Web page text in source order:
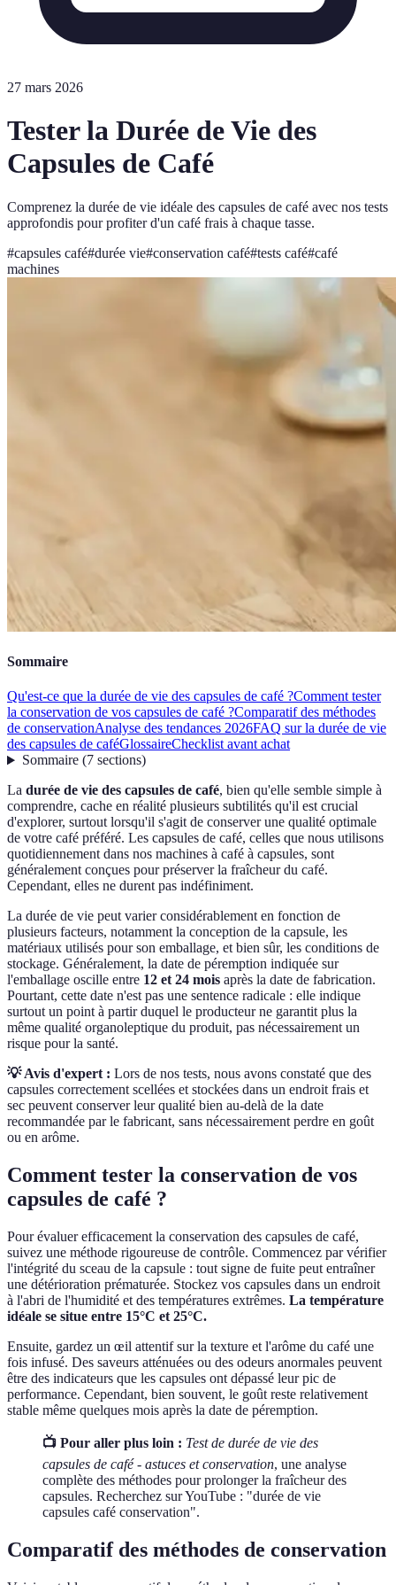
27 mars 2026
Tester la Durée de Vie des
Capsules de Café
Comprenez la durée de vie idéale des capsules de café avec nos tests
approfondis pour profiter d'un café frais à chaque tasse.
#capsules café#durée vie#conservation café#tests café#café
machines
Sommaire
Qu'est-ce que la durée de vie des capsules de café ?Comment tester
la conservation de vos capsules de café ?Comparatif des méthodes
de conservationAnalyse des tendances 2026FAQ sur la durée de vie
des capsules de caféGlossaireChecklist avant achat
Sommaire(7 sections)
La durée de vie des capsules de café, bien qu'elle semble simple à
comprendre, cache en réalité plusieurs subtilités qu'il est crucial
d'explorer, surtout lorsqu'il s'agit de conserver une qualité optimale
de votre café préféré. Les capsules de café, celles que nous utilisons
quotidiennement dans nos machines à café à capsules, sont
généralement conçues pour préserver la fraîcheur du café.
Cependant, elles ne durent pas indéfiniment.
La durée de vie peut varier considérablement en fonction de
plusieurs facteurs, notamment la conception de la capsule, les
matériaux utilisés pour son emballage, et bien sûr, les conditions de
stockage. Généralement, la date de péremption indiquée sur
l'emballage oscille entre 12 et 24 mois après la date de fabrication.
Pourtant, cette date n'est pas une sentence radicale : elle indique
surtout un point à partir duquel le producteur ne garantit plus la
même qualité organoleptique du produit, pas nécessairement un
risque pour la santé.
💡 Avis d'expert : Lors de nos tests, nous avons constaté que des
capsules correctement scellées et stockées dans un endroit frais et
sec peuvent conserver leur qualité bien au-delà de la date
recommandée par le fabricant, sans nécessairement perdre en goût
ou en arôme.
Comment tester la conservation de vos
capsules de café ?
Pour évaluer efficacement la conservation des capsules de café,
suivez une méthode rigoureuse de contrôle. Commencez par vérifier
l'intégrité du sceau de la capsule : tout signe de fuite peut entraîner
une détérioration prématurée. Stockez vos capsules dans un endroit
à l'abri de l'humidité et des températures extrêmes. La température
idéale se situe entre 15°C et 25°C.
Ensuite, gardez un œil attentif sur la texture et l'arôme du café une
fois infusé. Des saveurs atténuées ou des odeurs anormales peuvent
être des indicateurs que les capsules ont dépassé leur pic de
performance. Cependant, bien souvent, le goût reste relativement
stable même quelques mois après la date de péremption.
📺 Pour aller plus loin : Test de durée de vie des
capsules de café - astuces et conservation, une analyse
complète des méthodes pour prolonger la fraîcheur des
capsules. Recherchez sur YouTube : "durée de vie
capsules café conservation".
Comparatif des méthodes de conservation